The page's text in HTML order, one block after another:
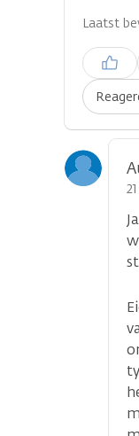
Laatst
Inloggen
plaatsen